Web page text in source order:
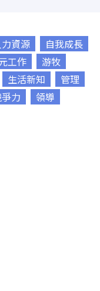
力資源
自我成長
工作
游牧
生活新知
管理
力
領導